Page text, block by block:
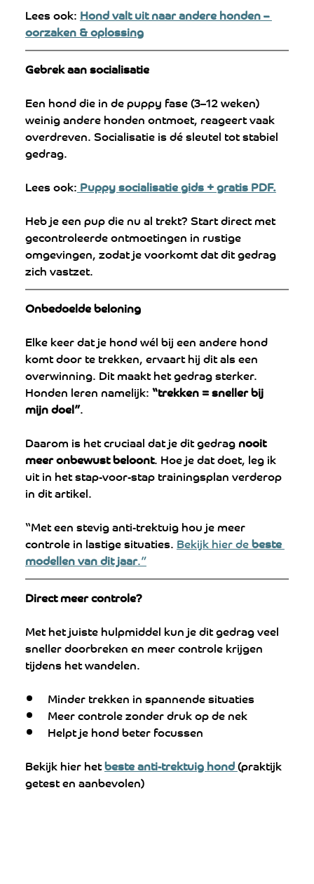
Lees ook: Hond valt uit naar andere honden –
oorzaken & oplossing
Gebrek aan socialisatie
Een hond die in de puppy fase (3–12 weken)
weinig andere honden ontmoet, reageert vaak
overdreven. Socialisatie is dé sleutel tot stabiel
gedrag.
Lees ook: Puppy socialisatie gids + gratis PDF.
Heb je een pup die nu al trekt? Start direct met
gecontroleerde ontmoetingen in rustige
omgevingen, zodat je voorkomt dat dit gedrag
zich vastzet.
Onbedoelde beloning
Elke keer dat je hond wél bij een andere hond
komt door te trekken, ervaart hij dit als een
overwinning. Dit maakt het gedrag sterker.
Honden leren namelijk: “trekken = sneller bij
mijn doel”.
Daarom is het cruciaal dat je dit gedrag nooit
meer onbewust beloont. Hoe je dat doet, leg ik
uit in het stap-voor-stap trainingsplan verderop
in dit artikel.
“Met een stevig anti-trektuig hou je meer
controle in lastige situaties. Bekijk hier de beste
modellen van dit jaar.”
Direct meer controle?
Met het juiste hulpmiddel kun je dit gedrag veel
sneller doorbreken en meer controle krijgen
tijdens het wandelen.
Minder trekken in spannende situaties
Meer controle zonder druk op de nek
Helpt je hond beter focussen
Bekijk hier het beste anti-trektuig hond (praktijk
getest en aanbevolen)